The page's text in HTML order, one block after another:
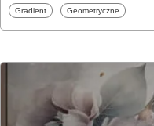
Fototapety
Gradient Fototapety
Geometryczne